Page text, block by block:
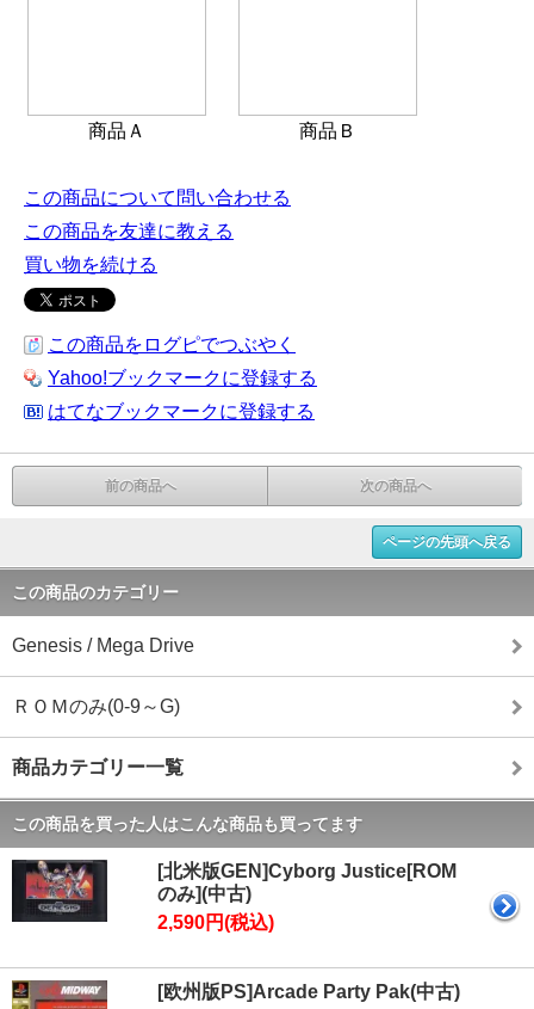
商品Ａ 商品Ｂ
この商品について問い合わせる
この商品を友達に教える
買い物を続ける
この商品をログピでつぶやく
Yahoo!ブックマークに登録する
はてなブックマークに登録する
前の商品へ 次の商品へ
ページの先頭へ戻る
この商品のカテゴリー
Genesis / Mega Drive
ＲＯＭのみ(0-9～G)
商品カテゴリー一覧
この商品を買った人はこんな商品も買ってます
[北米版GEN]Cyborg Justice[ROM
のみ](中古)
2,590円(税込)
[欧州版PS]Arcade Party Pak(中古)